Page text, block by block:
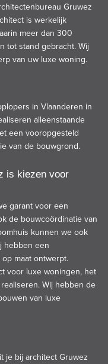
Gruwez
is werkelijk
meer dan 300
tot stand gebracht. Wij
van uw luxe woning.
in Vlaanderen in
alleenstaande
een vooropgesteld
van de bouwgrond.
is kiezen voor
garant voor een
de bouwcoördinatie van
kunnen we ook
hebben een
maat ontwerpt.
voor luxe woningen, het
Wij hebben de
van luxe
je bij architect Gruwez